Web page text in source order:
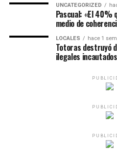
UNCATEGORIZED
Pascual: «El 40%
medio de
LOCALES hace 1
Totoras destruyó
ilegales